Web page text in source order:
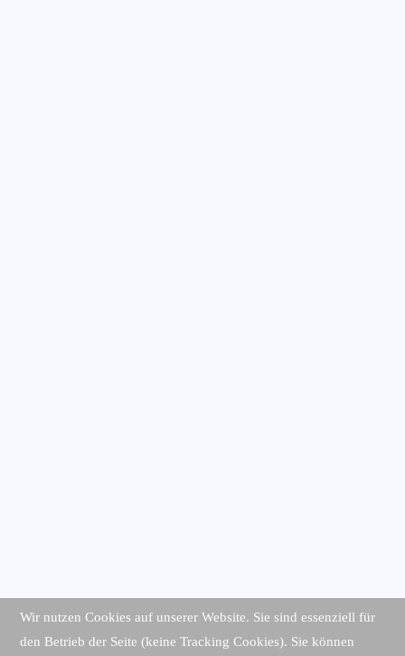
Wir nutzen Cookies auf unserer Website. Sie sind essenziell für
den Betrieb der Seite (keine Tracking Cookies). Sie können